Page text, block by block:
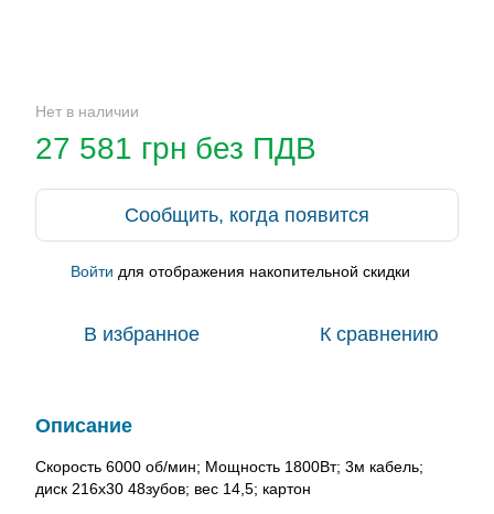
Нет в наличии
27 581 грн без ПДВ
Сообщить, когда появится
Войти для отображения накопительной скидки
В избранное К сравнению
Описание
Скорость 6000 об/мин; Мощность 1800Вт; 3м кабель;
диск 216х30 48зубов; вес 14,5; картон